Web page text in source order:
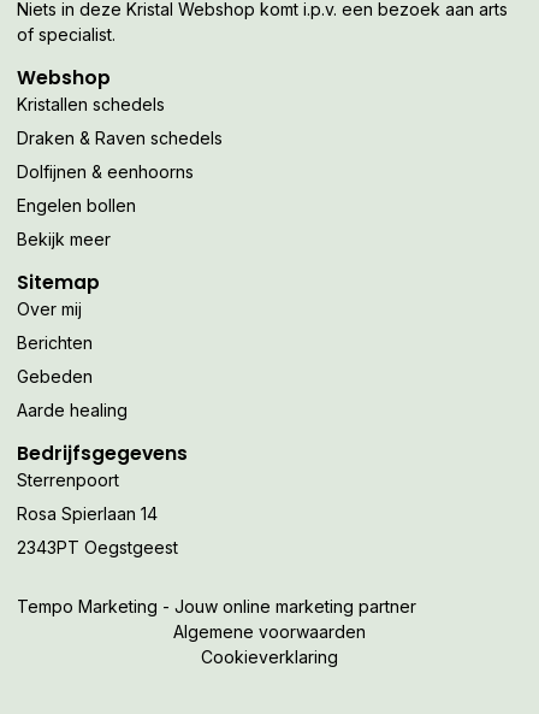
Niets in deze Kristal Webshop komt i.p.v. een bezoek aan arts
of specialist.
Webshop
Kristallen schedels
Draken & Raven schedels
Dolfijnen & eenhoorns
Engelen bollen
Bekijk meer
Sitemap
Over mij
Berichten
Gebeden
Aarde healing
Bedrijfsgegevens
Sterrenpoort
Rosa Spierlaan 14
2343PT Oegstgeest
Tempo Marketing - Jouw online marketing partner
Algemene voorwaarden
Cookieverklaring